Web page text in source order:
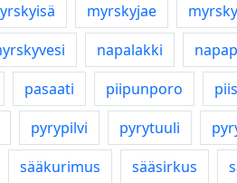
myrskyjae
napalakki
pasaati piipunporo
pyrypilvi pyrytuuli
sääkurimus sääsirkus